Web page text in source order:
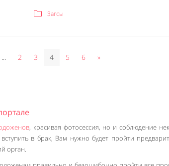
Загсы
... 2 3 4 5 6 »
, красивая фотосессия, но и соблюдение
в брак, Вам нужно будет пройти
орган.